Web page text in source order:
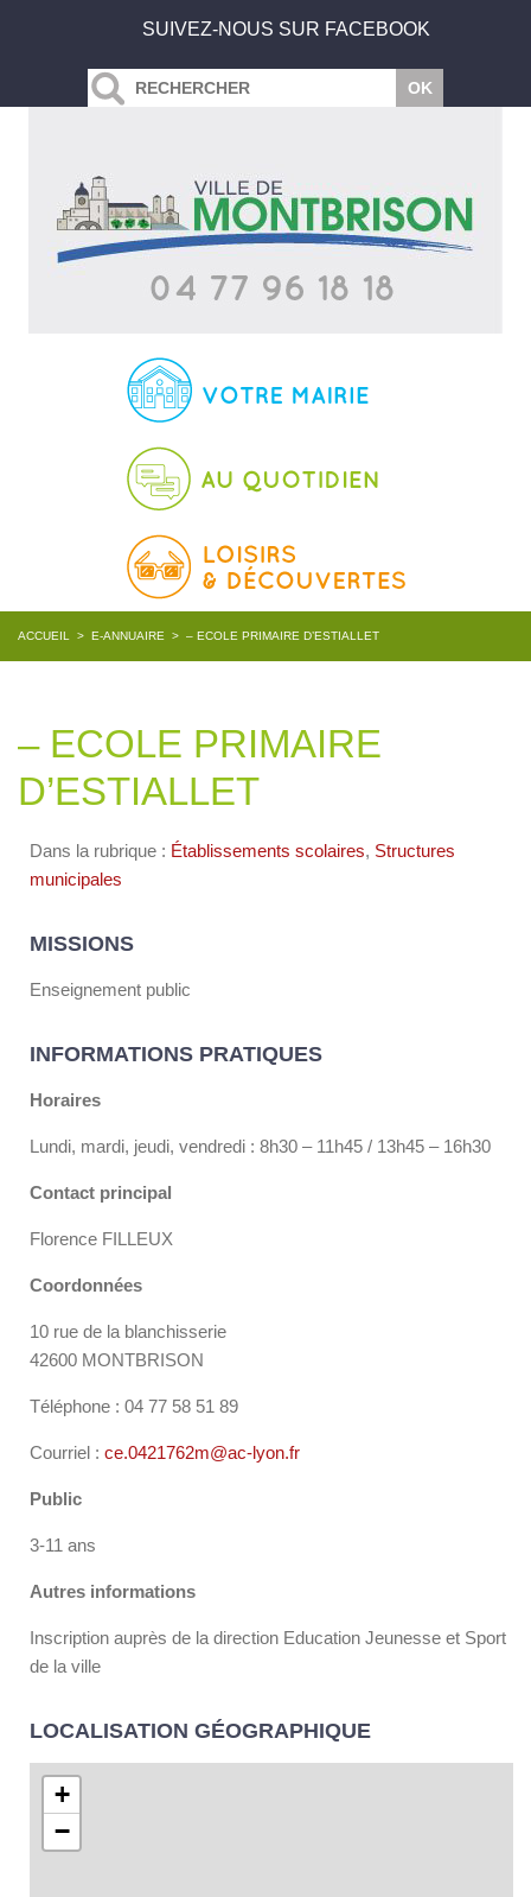
SUIVEZ-NOUS SUR FACEBOOK
ACCUEIL > E-ANNUAIRE > – ECOLE PRIMAIRE D’ESTIALLET
– ECOLE PRIMAIRE
D’ESTIALLET
Dans la rubrique : Établissements scolaires, Structures
municipales
MISSIONS
Enseignement public
INFORMATIONS PRATIQUES
Horaires
Lundi, mardi, jeudi, vendredi : 8h30 – 11h45 / 13h45 – 16h30
Contact principal
Florence FILLEUX
Coordonnées
10 rue de la blanchisserie
42600 MONTBRISON
Téléphone : 04 77 58 51 89
Courriel : ce.0421762m@ac-lyon.fr
Public
3-11 ans
Autres informations
Inscription auprès de la direction Education Jeunesse et Sport
de la ville
LOCALISATION GÉOGRAPHIQUE
+
−